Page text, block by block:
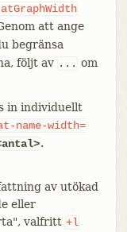
att ange
begränsa
följt av ... om
in individuellt
name-width=
.
av utökad
eller
valfritt +l